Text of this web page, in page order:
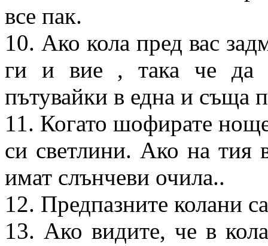
все пак.
10. Ако кола пред вас
ги и вие , така че да
пътувайки в една и съща
11. Когато шофирате
си светлини. Ако на тия
имат слънчеви очила..
12. Предпазните колани
13. Ако видите, че в